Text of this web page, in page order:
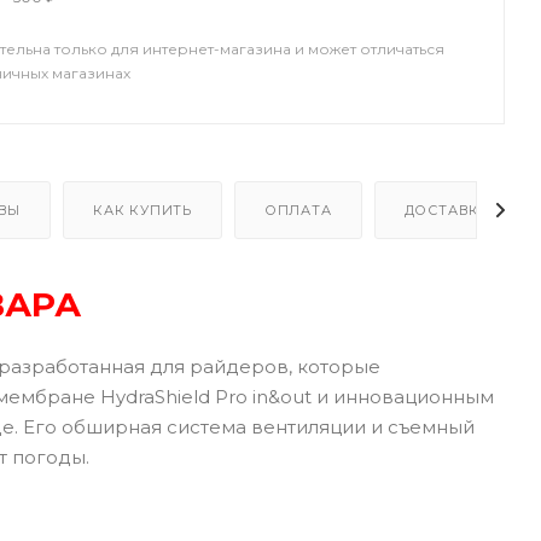
только для интернет-магазина и может отличаться
магазинах
КАК КУПИТЬ ОПЛАТА ДОСТАВКА
для райдеров, которые
HydraShield Pro in&out и инновационным
Его обширная система вентиляции и съемный
погоды.